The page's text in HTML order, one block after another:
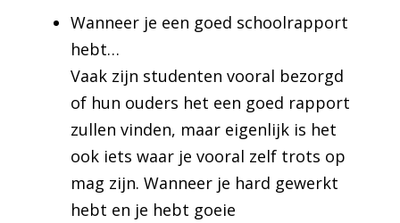
Wanneer je een goed schoolrapport
hebt…
Vaak zijn studenten vooral bezorgd
of hun ouders het een goed rapport
zullen vinden, maar eigenlijk is het
ook iets waar je vooral zelf trots op
mag zijn. Wanneer je hard gewerkt
hebt en je hebt goeie